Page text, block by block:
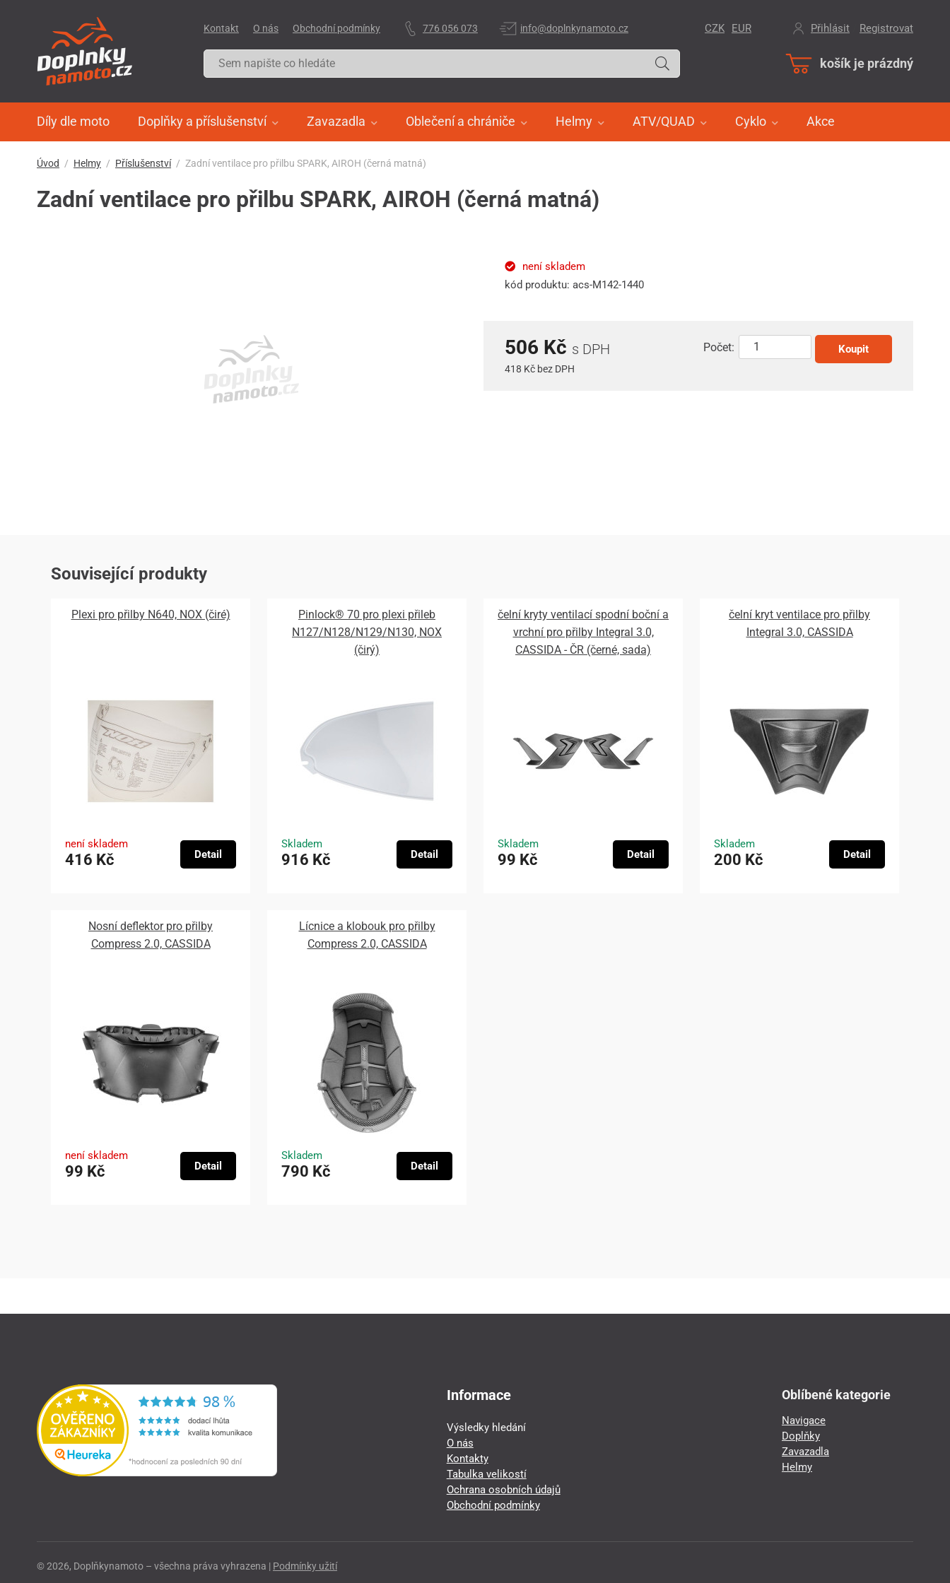
košík je prázdný
Díly dle moto Doplňky a příslušenství Zavazadla Oblečení a chrániče Helmy ATV/QUAD Cyklo Akce
CZK EUR Přihlásit Registrovat
Kontakt O nás Obchodní podmínky 776 056 073 info@doplnkynamoto.cz
Úvod Helmy Příslušenství Zadní ventilace pro přilbu SPARK, AIROH (černá matná)
Zadní ventilace pro přilbu SPARK, AIROH (černá matná)
není skladem
kód produktu: acs-M142-1440
506 Kč s DPH
418 Kč bez DPH
Počet: Koupit
Související produkty
Plexi pro přilby N640, NOX (čiré)
není skladem
416 Kč Detail
Pinlock® 70 pro plexi přileb
N127/N128/N129/N130, NOX
(čirý)
Skladem
916 Kč Detail
čelní kryty ventilací spodní boční a
vrchní pro přilby Integral 3.0,
CASSIDA - ČR (černé, sada)
Skladem
99 Kč Detail
čelní kryt ventilace pro přilby
Integral 3.0, CASSIDA
Skladem
200 Kč Detail
Nosní deflektor pro přilby
Compress 2.0, CASSIDA
není skladem
99 Kč Detail
Lícnice a klobouk pro přilby
Compress 2.0, CASSIDA
Skladem
790 Kč Detail
Informace
Výsledky hledání
O nás
Kontakty
Tabulka velikostí
Ochrana osobních údajů
Obchodní podmínky
Oblíbené kategorie
Navigace
Doplňky
Zavazadla
Helmy
© 2026, Doplňkynamoto – všechna práva vyhrazena | Podmínky užití